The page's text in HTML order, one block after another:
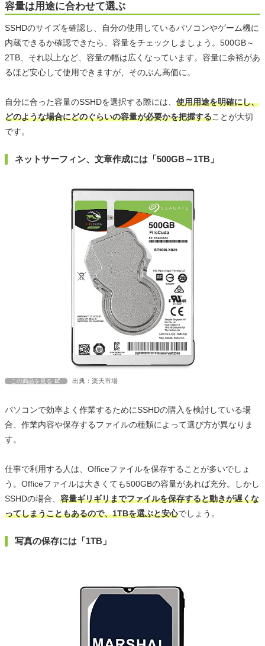
容量は用途に合わせて選ぶ
SSHDのサイズを確認し、自分の使用しているパソコンやゲーム機に
内蔵できるか確認できたら、容量をチェックしましょう。500GB～
2TB、それ以上など、容量の幅は広くなっています。容量に余裕があ
るほど安心して使用できますが、そのぶん高価に。
自分に合った容量のSSHDを選択する際には、 使用用途を明確にし、
どのような場合にどのぐらいの容量が必要かを把握することが大切
です。
ネットサーフィン、文章作成には「500GB～1TB」
この商品を見る 出典：楽天市場
パソコンで効率よく作業するためにSSHDの購入を検討している場
合、作業内容や保存するファイルの種類によって選び方が異なりま
す。
仕事で利用する人は、Officeファイルを保存することが多いでしょ
う。Officeファイルは大きくても500GBの容量があれば充分。しかし
SSHDの場合、 容量ギリギリまでファイルを保存すると動きが遅くな
ってしまうこともあるので、1TBを選ぶと安心でしょう。
写真の保存には「1TB」